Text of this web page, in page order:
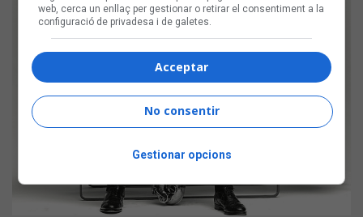
web, cerca un enllaç per gestionar o retirar el consentiment a la
configuració de privadesa i de galetes.
Acceptar
No consentir
Gestionar opcions